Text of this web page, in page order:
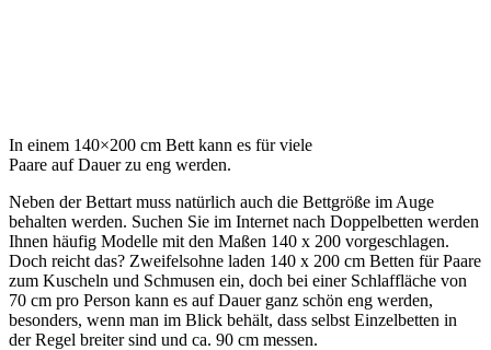
In einem 140×200 cm Bett kann es für viele
Paare auf Dauer zu eng werden.
Neben der Bettart muss natürlich auch die Bettgröße im Auge
behalten werden. Suchen Sie im Internet nach Doppelbetten werden
Ihnen häufig Modelle mit den Maßen 140 x 200 vorgeschlagen.
Doch reicht das? Zweifelsohne laden 140 x 200 cm Betten für Paare
zum Kuscheln und Schmusen ein, doch bei einer Schlaffläche von
70 cm pro Person kann es auf Dauer ganz schön eng werden,
besonders, wenn man im Blick behält, dass selbst Einzelbetten in
der Regel breiter sind und ca. 90 cm messen.